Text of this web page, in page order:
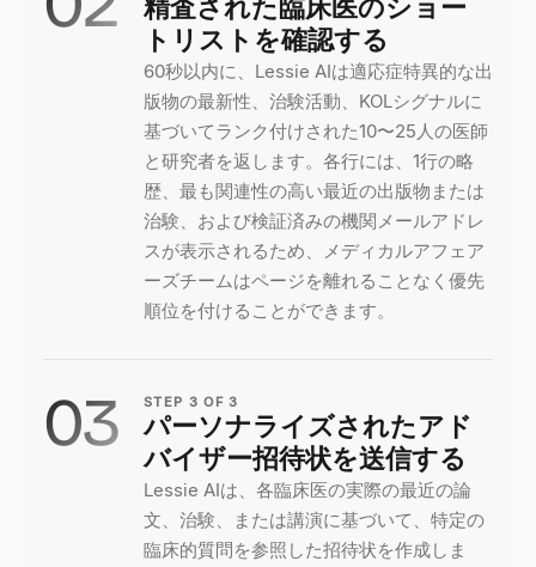
精査された臨床医のショー
トリストを確認する
60秒以内に、Lessie AIは適応症特異的な出
版物の最新性、治験活動、KOLシグナルに
基づいてランク付けされた10〜25人の医師
と研究者を返します。各行には、1行の略
歴、最も関連性の高い最近の出版物または
治験、および検証済みの機関メールアドレ
スが表示されるため、メディカルアフェア
ーズチームはページを離れることなく優先
順位を付けることができます。
03 STEP 3 OF3
パーソナライズされたアド
バイザー招待状を送信する
Lessie AIは、各臨床医の実際の最近の論
文、治験、または講演に基づいて、特定の
臨床的質問を参照した招待状を作成しま